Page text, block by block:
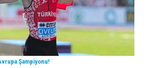
Şampiyonu!